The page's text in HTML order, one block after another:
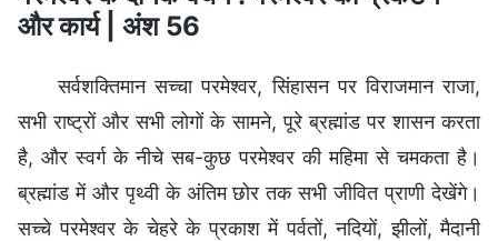
और कार्य | अंश 56
सर्वशक्तिमान सच्चा परमेश्वर, सिंहासन पर विराजमान राजा,
सभी राष्ट्रों और सभी लोगों के सामने, पूरे ब्रह्मांड पर शासन करता
है, और स्वर्ग के नीचे सब-कुछ परमेश्वर की महिमा से चमकता है।
ब्रह्मांड में और पृथ्वी के अंतिम छोर तक सभी जीवित प्राणी देखेंगे।
सच्चे परमेश्वर के चेहरे के प्रकाश में पर्वतों, नदियों, झीलों, मैदानी